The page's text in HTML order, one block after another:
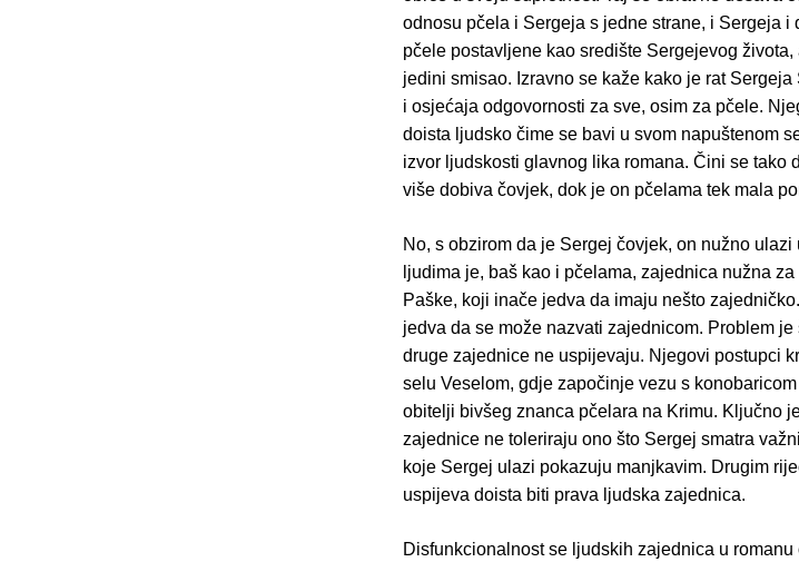
odnosu pčela i Sergeja s jedne strane, i Sergeja i
pčele postavljene kao središte Sergejevog
jedini smisao. Izravno se kaže kako je rat
i osjećaja odgovornosti za sve, osim za pčele.
doista ljudsko čime se bavi u svom napuštenom
izvor ljudskosti glavnog lika romana. Čini se tako
više dobiva čovjek, dok je on pčelama tek mala
No, s obzirom da je Sergej čovjek, on nužno ulazi
ljudima je, baš kao i pčelama, zajednica nužna
Paške, koji inače jedva da imaju nešto
jedva da se može nazvati zajednicom. Problem
druge zajednice ne uspijevaju. Njegovi postupci
selu Veselom, gdje započinje vezu s
obitelji bivšeg znanca pčelara na Krimu. Ključno
zajednice ne toleriraju ono što Sergej smatra
koje Sergej ulazi pokazuju manjkavim. Drugim
uspijeva doista biti prava ljudska zajednica.
Disfunkcionalnost se ljudskih zajednica u